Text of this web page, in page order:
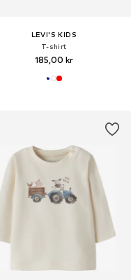
LEVI'S KIDS
T-shirt
185,00 kr